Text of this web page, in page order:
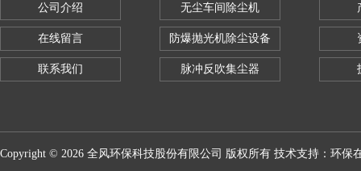
公司介绍
在线留言
联系我们
无尘车间除尘机
防爆抛光机除尘设备
脉冲反吹集尘器
Copyright © 2026 全风环保科技股份有限公司 版权所有 技术支持： 环保